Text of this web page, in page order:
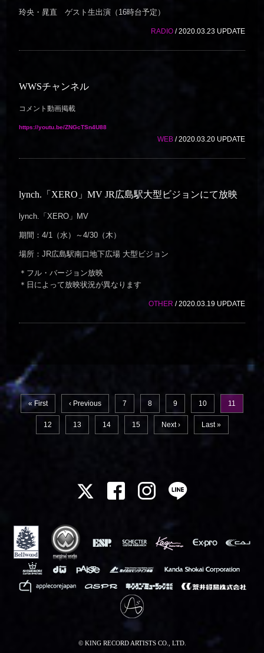
玲央・晁直 ゲスト生出演（16時台予定）
RADIO/ 2020.03.23 UPDATE
WWSチャンネル
コメント動画掲載
https://youtu.be/ZNGcTSn4U88
WEB/ 2020.03.20 UPDATE
lynch.「XERO」MV JR広島駅大型ビジョンにて放映
lynch.「XERO」MV
期間：4/1（水）～4/30（木）
場所：JR広島駅南口地下広場 大型ビジョン
＊フル・バージョン放映
＊日によって放映状況が異なります
OTHER / 2020.03.19 UPDATE
« First ‹ Previous 7 8 9 10 11
12 13 14 15 Next › Last »
© KING RECORD ARTISTS CO., LTD.